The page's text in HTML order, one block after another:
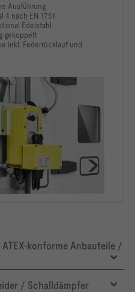
Ausführung
4 nach EN 1751
Edelstahl
gekoppelt
inkl. Federrücklauf und
konforme Anbauteile /
/ Schalldämpfer